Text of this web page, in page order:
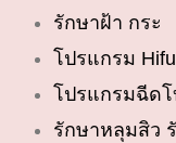
รักษาฝ้า กระ
โปรแกรม
โปรแกรมฉีด
รักษาหลุมสิว